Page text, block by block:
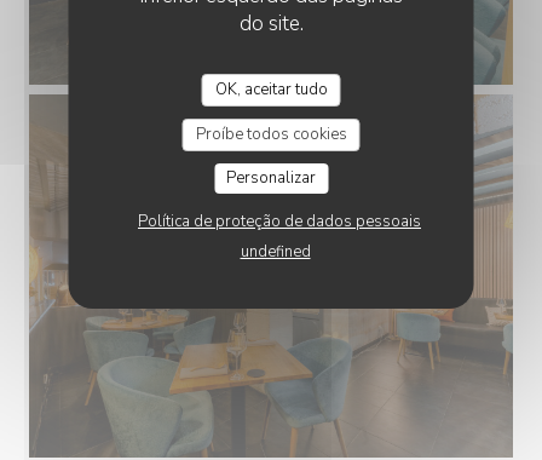
do site.
OK, aceitar tudo
Proíbe todos cookies
Personalizar
Política de proteção de dados pessoais
undefined